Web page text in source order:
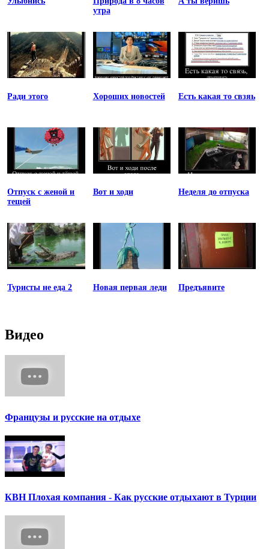
утра
Ради этого Хороших новостей Есть какая то свзяь
Отпуск с женой и
тещей
Вот и ходи Неделя до отпуска
Туристы не еда 2 Новая первая леди Предъявите
Видео
Французы и русские на отдыхе
КВН Плохая компания - Как русские отдыхают в Турции